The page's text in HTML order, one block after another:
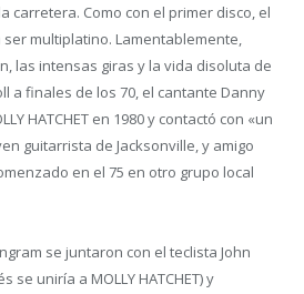
carretera. Como con el primer disco, el
multiplatino. Lamentablemente,
las intensas giras y la vida disoluta de
a finales de los 70, el cantante Danny
HATCHET en 1980 y contactó con «un
guitarrista de Jacksonville, y amigo
en el 75 en otro grupo local
se juntaron con el teclista John
uniría a MOLLY HATCHET) y